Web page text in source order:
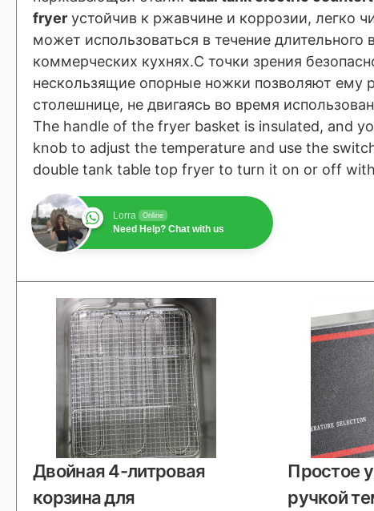
fryer устойчив к ржавчине и коррозии, легко
может использоваться в течение длительного
коммерческих кухнях.С точки зрения
нескользящие опорные ножки позволяют ему
столешнице, не двигаясь во время
The handle of the fryer basket is insulated, and
knob to adjust the temperature and use the
double tank table top fryer to turn it on or off
Lorra Online
Need Help? Chat with us
Двойная 4-литровая
корзина для
Простое
ручкой